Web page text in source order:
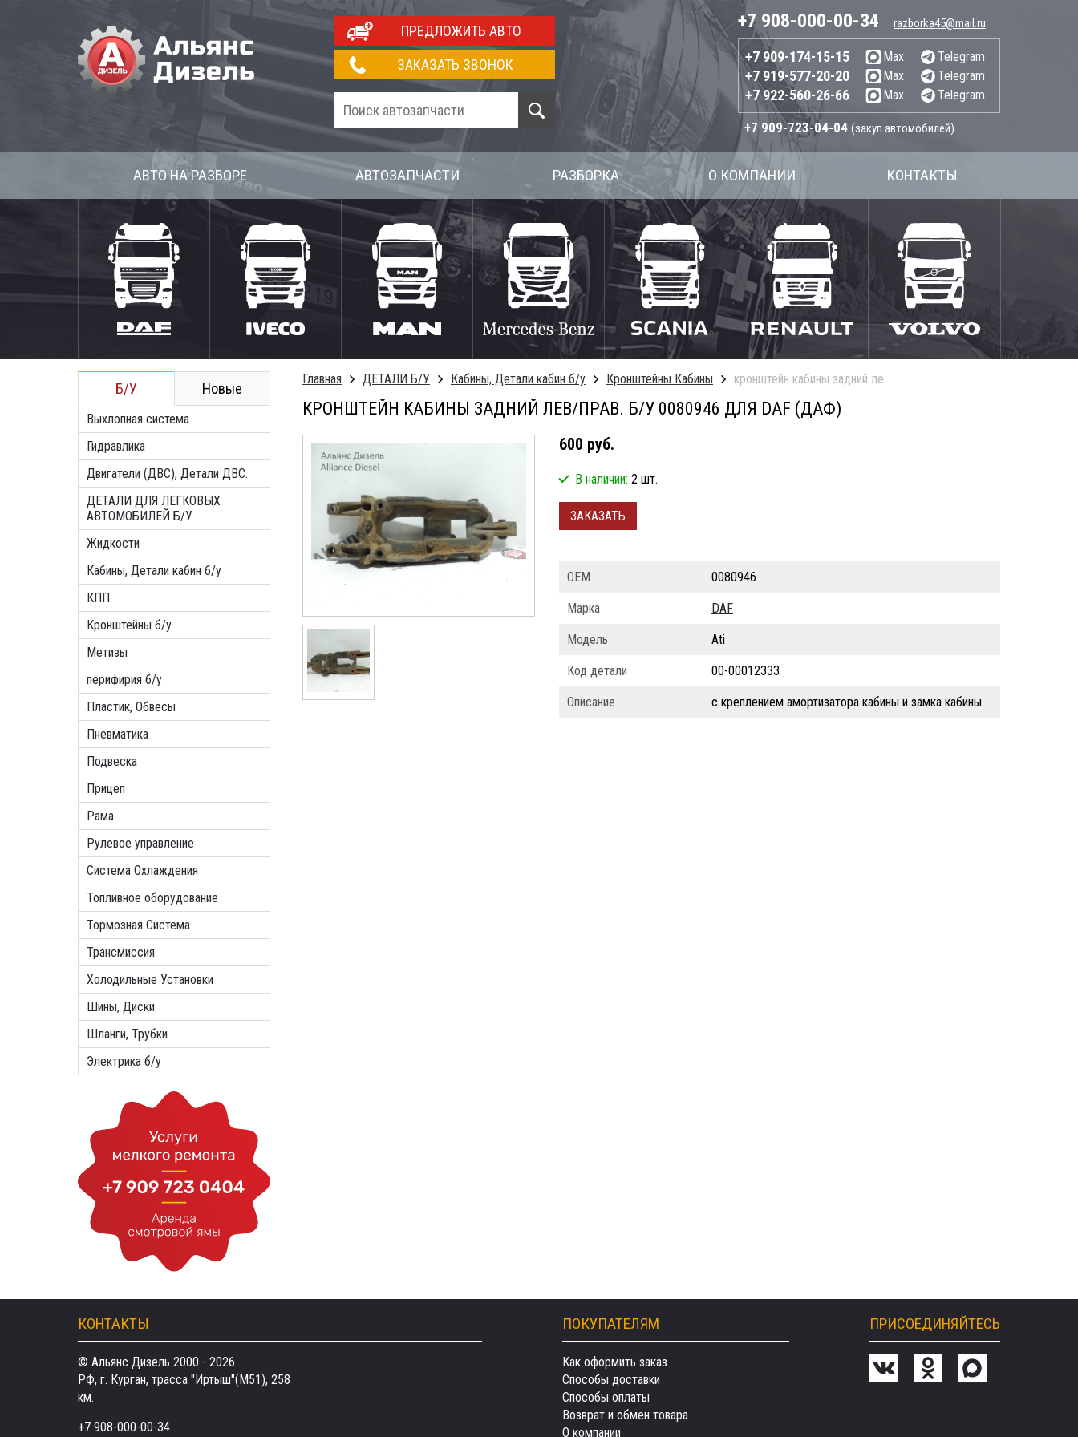
ПРЕДЛОЖИТЬ АВТО
ЗАКАЗАТЬ ЗВОНОК
+7 908-000-00-34 razborka45@mail.ru
+7 909-174-15-15 Max Telegram
+7 919-577-20-20 Max Telegram
+7 922-560-26-66 Max Telegram
+7 909-723-04-04 (закуп автомобилей)
АВТО НА РАЗБОРЕ АВТОЗАПЧАСТИ РАЗБОРКА О КОМПАНИИ КОНТАКТЫ
Б/У Новые
Выхлопная система
Гидравлика
Двигатели (ДВС), Детали ДВС.
ДЕТАЛИ ДЛЯ ЛЕГКОВЫХ
АВТОМОБИЛЕЙ Б/У
Жидкости
Кабины, Детали кабин б/у
КПП
Кронштейны б/у
Метизы
перифирия б/у
Пластик, Обвесы
Пневматика
Подвеска
Прицеп
Рама
Рулевое управление
Система Охлаждения
Топливное оборудование
Тормозная Система
Трансмиссия
Холодильные Установки
Шины, Диски
Шланги, Трубки
Электрика б/у
Главная ДЕТАЛИ Б/У Кабины, Детали кабин б/у Кронштейны Кабины кронштейн кабины задний лев/прав. б/у
КРОНШТЕЙН КАБИНЫ ЗАДНИЙ ЛЕВ/ПРАВ. Б/У 0080946 ДЛЯ DAF (ДАФ)
600 руб.
В наличии: 2 шт.
ЗАКАЗАТЬ
ОЕМ 0080946
Марка DAF
Модель Ati
Код детали 00-00012333
Описание с креплением амортизатора кабины и замка кабины.
КОНТАКТЫ
© Альянс Дизель 2000 - 2026
РФ, г. Курган, трасса "Иртыш"(М51), 258
км.
+7 908-000-00-34
ПОКУПАТЕЛЯМ
Как оформить заказ
Способы доставки
Способы оплаты
Возврат и обмен товара
О компании
ПРИСОЕДИНЯЙТЕСЬ